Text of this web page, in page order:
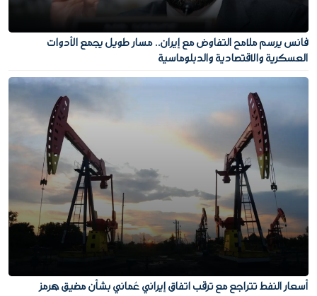
فانس يرسم ملامح التفاوض مع إيران.. مسار طويل يجمع الأدوات
العسكرية والاقتصادية والدبلوماسية
أسعار النفط تتراجع مع ترقب اتفاق إيراني عُماني بشأن مضيق هرمز